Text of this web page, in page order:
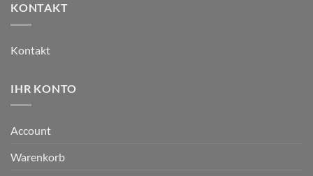
KONTAKT
Kontakt
IHR KONTO
Account
Warenkorb